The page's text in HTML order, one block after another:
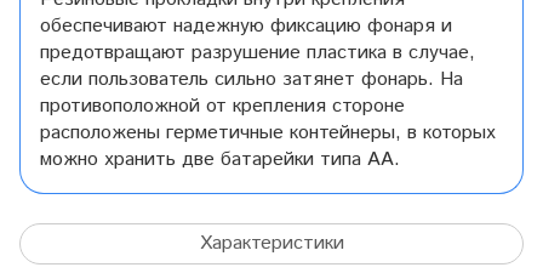
обеспечивают надежную фиксацию фонаря и
предотвращают разрушение пластика в случае,
если пользователь сильно затянет фонарь. На
противоположной от крепления стороне
расположены герметичные контейнеры, в которых
можно хранить две батарейки типа АА.
Характеристики